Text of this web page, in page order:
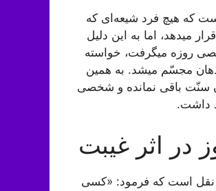
که هیچ فرد شیعه‌ای که
میدهد، اما به این دلیل
روزه میگرفت، خواسته
مجسّم میشد. به همین
سنّت باقی نمانده و شخصی
داشت.
نقل است که فرمود: «کسی